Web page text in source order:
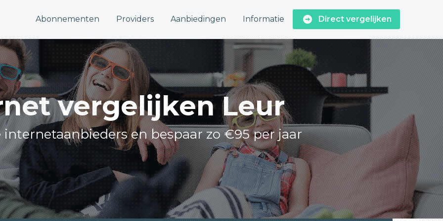
Abonnementen Providers Aanbiedingen Informatie Direct vergelijken
vergelijken Leur
internetaanbieders en bespaar zo €95 per jaar